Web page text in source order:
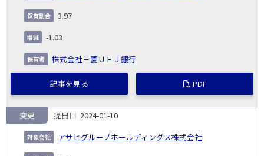
3.97
-1.03
株式会社三菱ＵＦＪ銀行
記事を見る PDF
2024-01-10
アサヒグループホールディングス株式会社
変更